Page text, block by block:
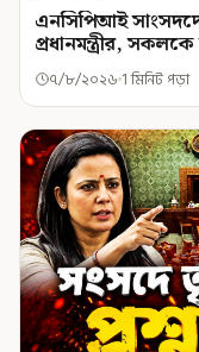
এনসিপিআই
প্রধানমন্ত্রীর,
৭/৮/২০২৬ 1 মিনিট পড়া